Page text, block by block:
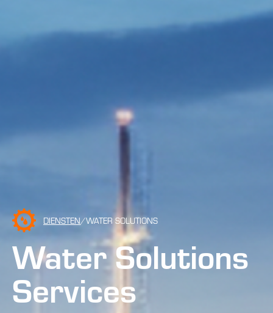
DIENSTEN/WATER SOLUTIONS
Water Solutions
Services